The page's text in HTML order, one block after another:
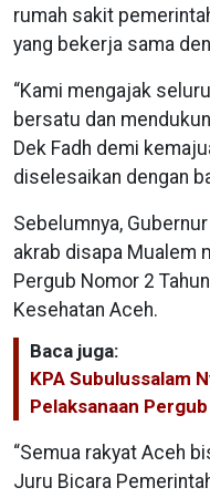
rumah sakit
yang bekerja sama
“Kami mengajak
bersatu dan
Dek Fadh demi
diselesaikan dengan
Sebelumnya,
akrab disapa Mualem
Pergub Nomor 2
Kesehatan Aceh.
Baca juga:
KPA Subulussalam
Pelaksanaan
“Semua rakyat Aceh
Juru Bicara